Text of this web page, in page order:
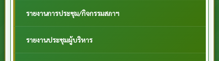
รายงานการประชุม/กิจกรรมสภาฯ
รายงานประชุมผู้บริหาร